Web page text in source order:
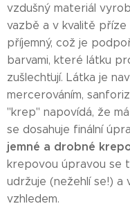
vzdušný materiál
vazbě a v kvalitě příze
příjemný, což je
barvami, které látku
zušlechťují. Látka je
mercerováním,
"krep" napovídá, že
se dosahuje finální
jemné a drobné
krepovou úpravou se
udržuje (nežehlí se!) a
vzhledem.